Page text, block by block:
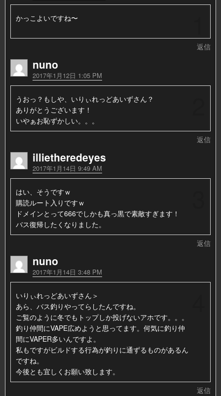
かっこよいですね〜
返信
nuno
2017年1月12日 1:05 PM
うおっ？もしや、いりぃれっどあいずさん？
ありがとうございます！
いやぁお恥ずかしい。。。
返信
illietheredeyes
2017年1月14日 9:49 AM
はい、そうですｗ
購読ルート入りですｗ
ドメインとって666でしかも真っ黒で素敵すぎます！
バス復帰したくなりました。
返信
nuno
2017年1月14日 3:48 PM
いりぃれっどあいずさん＞
あら、バス釣りやってらしたんですね。
ご覧のように冬でもトップしか投げないアホです。。。
釣り仲間にVAPE広めようと思ってます。何気に釣り仲
間にVAPER多いんですよ。
私もですがビルドする行為が釣りに通ずるものがあるん
ですね。
今後とも宜しくお願い致します。
返信